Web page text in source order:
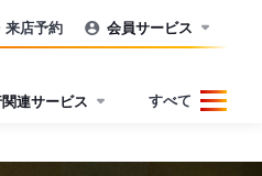
来店予約 会員サービス
連サービス すべて